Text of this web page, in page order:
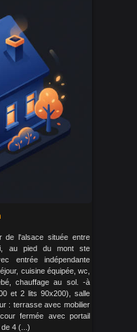
de l'alsace située entre
au pied du mont ste
entrée indépendante
cuisine équipée, wc,
chauffage au sol. -à
et 2 lits 90x200), salle
: terrasse avec mobilier
fermée avec portail
4 (...)